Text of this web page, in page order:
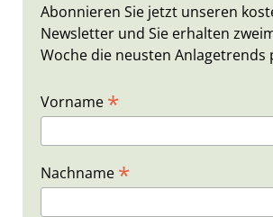
Abonnieren Sie jetzt unseren
Newsletter und Sie erhalten
Woche die neusten Anlagetrends
Vorname *
Nachname *